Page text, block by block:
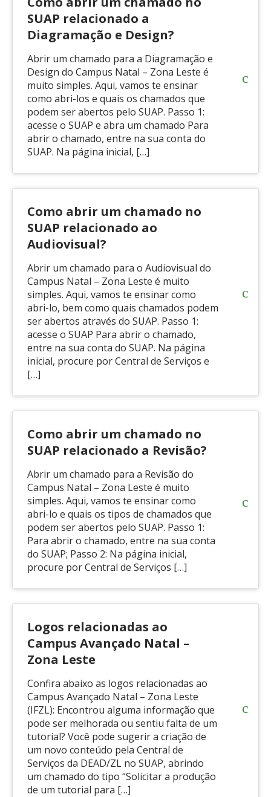
SUAP relacionado a
Diagramação e Design?
Abrir um chamado para a Diagramação e
Design do Campus Natal – Zona Leste é
muito simples. Aqui, vamos te ensinar
como abri-los e quais os chamados que
podem ser abertos pelo SUAP. Passo 1:
acesse o SUAP e abra um chamado Para
abrir o chamado, entre na sua conta do
SUAP. Na página inicial, […]
Como abrir um chamado no
SUAP relacionado ao
Audiovisual?
Abrir um chamado para o Audiovisual do
Campus Natal – Zona Leste é muito
simples. Aqui, vamos te ensinar como
abri-lo, bem como quais chamados podem
ser abertos através do SUAP. Passo 1:
acesse o SUAP Para abrir o chamado,
entre na sua conta do SUAP. Na página
inicial, procure por Central de Serviços e
[…]
Como abrir um chamado no
SUAP relacionado a Revisão?
Abrir um chamado para a Revisão do
Campus Natal – Zona Leste é muito
simples. Aqui, vamos te ensinar como
abri-lo e quais os tipos de chamados que
podem ser abertos pelo SUAP. Passo 1:
Para abrir o chamado, entre na sua conta
do SUAP; Passo 2: Na página inicial,
procure por Central de Serviços […]
Logos relacionadas ao
Campus Avançado Natal –
Zona Leste
Confira abaixo as logos relacionadas ao
Campus Avançado Natal – Zona Leste
(IFZL): Encontrou alguma informação que
pode ser melhorada ou sentiu falta de um
tutorial? Você pode sugerir a criação de
um novo conteúdo pela Central de
Serviços da DEAD/ZL no SUAP, abrindo
um chamado do tipo “Solicitar a produção
de um tutorial para […]